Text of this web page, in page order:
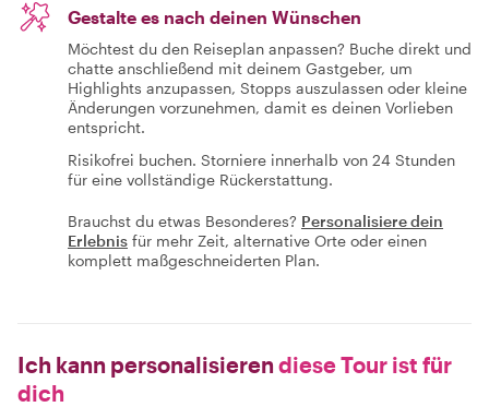
Gestalte es nach deinen Wünschen
Möchtest du den Reiseplan anpassen? Buche direkt und
chatte anschließend mit deinem Gastgeber, um
Highlights anzupassen, Stopps auszulassen oder kleine
Änderungen vorzunehmen, damit es deinen Vorlieben
entspricht.
Risikofrei buchen. Storniere innerhalb von 24 Stunden
für eine vollständige Rückerstattung.
Brauchst du etwas Besonderes? Personalisiere dein
Erlebnis für mehr Zeit, alternative Orte oder einen
komplett maßgeschneiderten Plan.
Ich kann personalisieren diese Tour ist für
dich